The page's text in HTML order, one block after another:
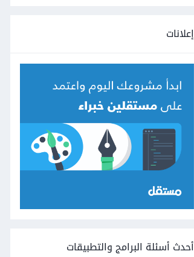
إعلانات
أحدث أسئلة البرامج والتطبيقات